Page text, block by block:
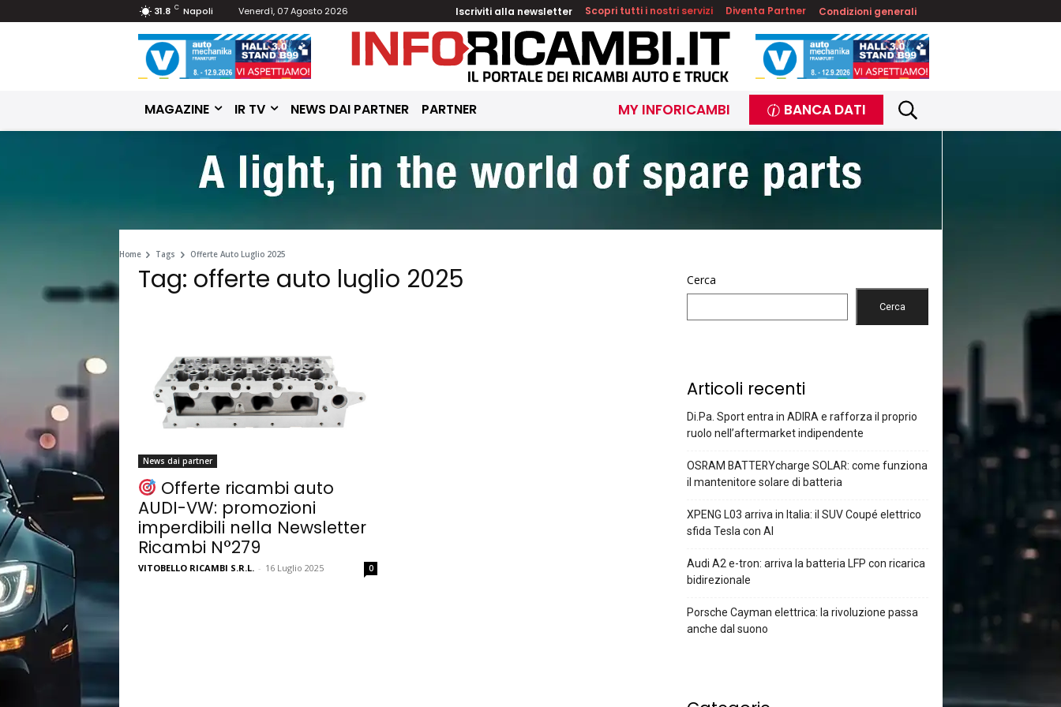
31.8 C Napoli Venerdì, 07 Agosto 2026 Iscriviti alla newsletter Scopri tutti i nostri servizi Diventa Partner Condizioni generali
MAGAZINE IR TV NEWS DAI PARTNER PARTNER MY INFORICAMBI BANCA DATI
Home Tags Offerte Auto Luglio 2025
Tag: offerte auto luglio 2025
News dai partner
Offerte ricambi auto
AUDI-VW: promozioni
imperdibili nella Newsletter
Ricambi N°279
VITOBELLO RICAMBI S.R.L. - 16 Luglio 2025 0
Cerca
Cerca
Articoli recenti
Di.Pa. Sport entra in ADIRA e rafforza il proprio
ruolo nell’aftermarket indipendente
OSRAM BATTERYcharge SOLAR: come funziona
il mantenitore solare di batteria
XPENG L03 arriva in Italia: il SUV Coupé elettrico
sfida Tesla con AI
Audi A2 e-tron: arriva la batteria LFP con ricarica
bidirezionale
Porsche Cayman elettrica: la rivoluzione passa
anche dal suono